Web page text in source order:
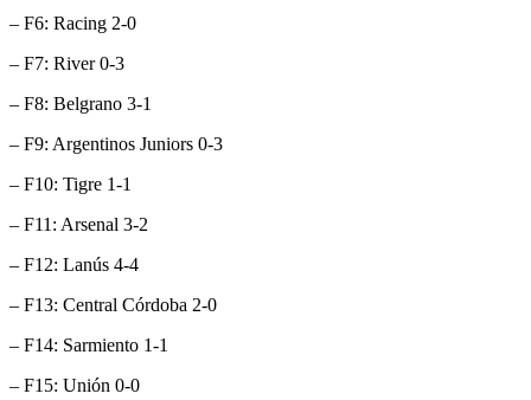
– F6: Racing 2-0
– F7: River 0-3
– F8: Belgrano 3-1
– F9: Argentinos Juniors 0-3
– F10: Tigre 1-1
– F11: Arsenal 3-2
– F12: Lanús 4-4
– F13: Central Córdoba 2-0
– F14: Sarmiento 1-1
– F15: Unión 0-0